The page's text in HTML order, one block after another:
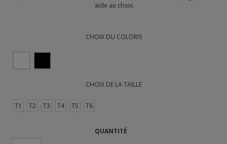
´aide au choix.
CHOIX DU COLORIS
CHOIX DE LA TAILLE
T1 T2 T3 T4 T5 T6
QUANTITÉ